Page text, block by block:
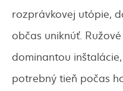
rozprávkovej utópie,
občas uniknúť.
dominantou
potrebný tieň počas